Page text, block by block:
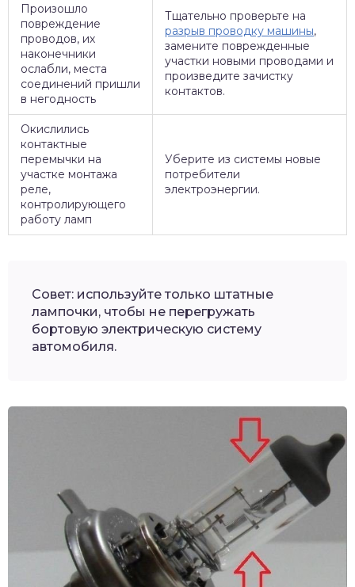
Произошло
повреждение
проводов, их
наконечники
ослабли, места
соединений пришли
в негодность
Тщательно проверьте на
разрыв проводку машины,
замените поврежденные
участки новыми проводами и
произведите зачистку
контактов.
Окислились
контактные
перемычки на
участке монтажа
реле,
контролирующего
работу ламп
Уберите из системы новые
потребители
электроэнергии.
Совет: используйте только штатные
лампочки, чтобы не перегружать
бортовую электрическую систему
автомобиля.